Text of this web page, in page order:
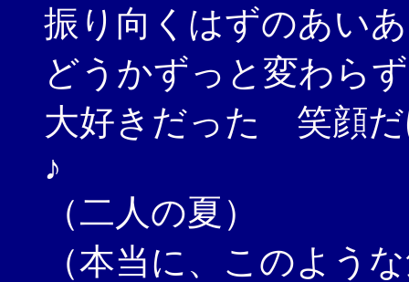
振り向くはずのあい
どうかずっと変わら
大好きだった 笑顔
♪
（二人の夏）
（本当に、このよう